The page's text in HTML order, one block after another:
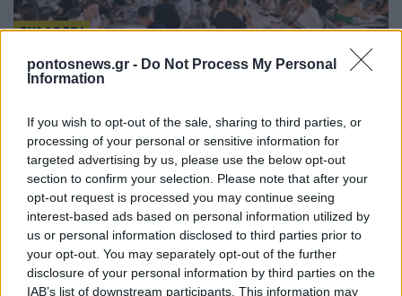
pontosnews.gr - Do Not Process My Personal
Information
If you wish to opt-out of the sale, sharing to third parties, or
processing of your personal or sensitive information for
targeted advertising by us, please use the below opt-out
section to confirm your selection. Please note that after your
opt-out request is processed you may continue seeing
interest-based ads based on personal information utilized by
us or personal information disclosed to third parties prior to
your opt-out. You may separately opt-out of the further
disclosure of your personal information by third parties on the
IAB’s list of downstream participants. This information may
ΣΥΛΛΟΓΟΙ
Ένωση Ποντίων Πιερίας: Με τα λαμπρότερα
πολιτιστικά δρώμενα»
2/08/2026 - 10:34μμ